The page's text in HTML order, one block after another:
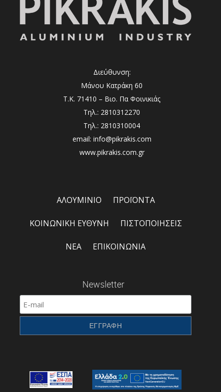
Διεύθυνση:
Μάνου Κατράκη 60
Τ.Κ. 71410 – Βιο. Πα Φοινικιάς
Τηλ.: 2810312270
Τηλ.: 2810310004
email: info@pikrakis.com
www.pikrakis.com.gr
ΑΛΟΥΜΙΝΙΟ ΠΡΟΪΟΝΤΑ
ΚΟΙΝΩΝΙΚΗ ΕΥΘΥΝΗ ΠΙΣΤΟΠΟΙΗΣΕΙΣ
ΝΕΑ ΕΠΙΚΟΙΝΩΝΙΑ
Newsletter